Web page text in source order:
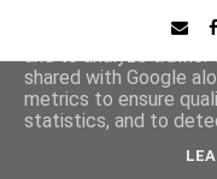
This site uses
and to analyze traffic.
shared with Google
metrics to ensure
statistics, and to